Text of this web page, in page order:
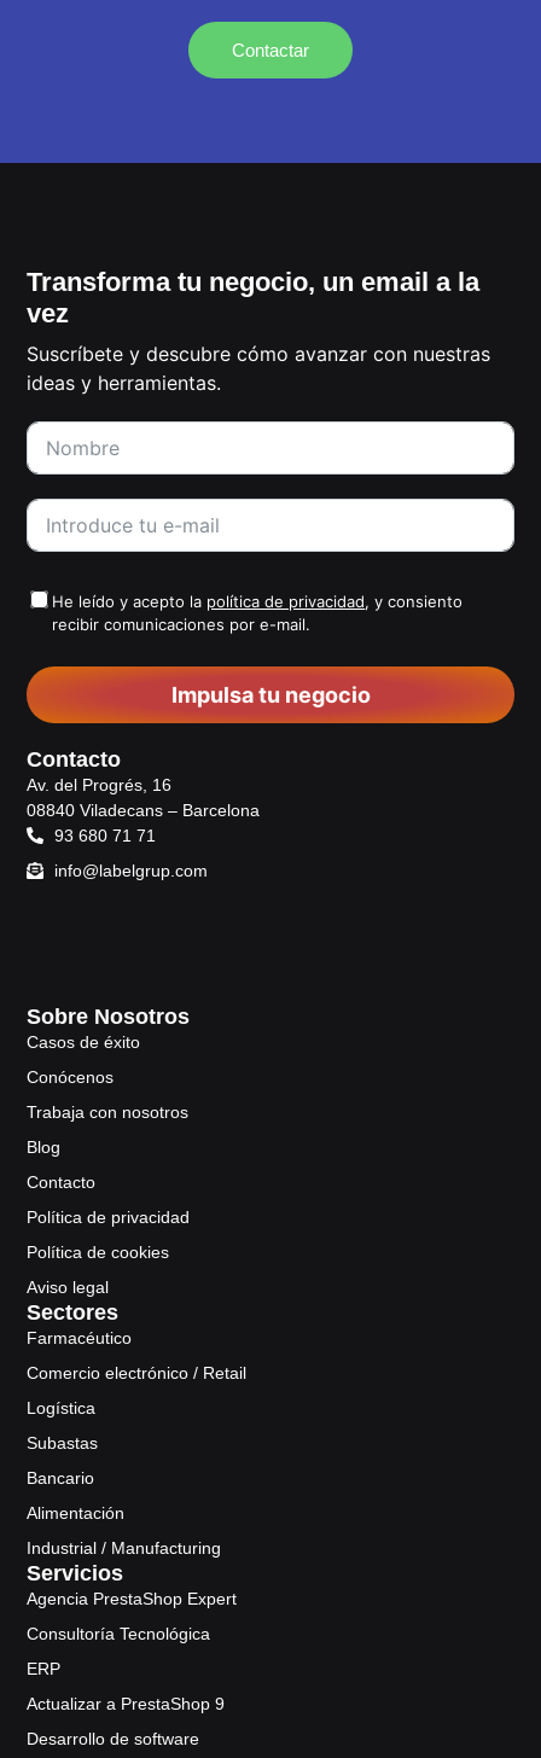
Contactar
Sobre Nosotros
Casos de éxito
Conócenos
Trabaja con nosotros
Blog
Contacto
Política de privacidad
Política de cookies
Aviso legal
Sectores
Farmacéutico
Comercio electrónico / Retail
Logística
Subastas
Bancario
Alimentación
Industrial / Manufacturing
Servicios
Agencia PrestaShop Expert
Consultoría Tecnológica
ERP
Actualizar a PrestaShop 9
Desarrollo de software
Transforma tu negocio, un email a la
vez
Suscríbete y descubre cómo avanzar con nuestras
ideas y herramientas.
He leído y acepto la política de privacidad, y consiento
recibir comunicaciones por e-mail.
Impulsa tu negocio
Contacto
Av. del Progrés, 16
08840 Viladecans – Barcelona
93 680 71 71
info@labelgrup.com